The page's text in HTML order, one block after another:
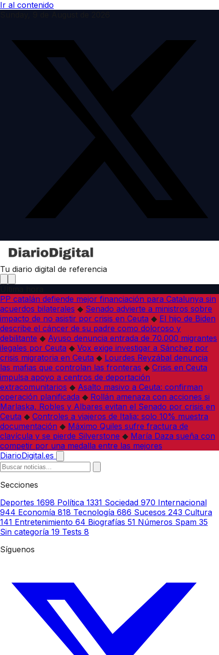
Ir al contenido
Tu diario digital de referencia
PP catalán defiende mejor financiación para Catalunya sin
acuerdos bilaterales ◆ Senado advierte a ministros sobre
impacto de no asistir por crisis en Ceuta ◆ El hijo de Biden
describe el cáncer de su padre como doloroso y
debilitante ◆ Ayuso denuncia entrada de 70.000 migrantes
ilegales por Ceuta ◆ Vox exige investigar a Sánchez por
crisis migratoria en Ceuta ◆ Lourdes Reyzábal denuncia
las mafias que controlan las fronteras ◆ Crisis en Ceuta
impulsa apoyo a centros de deportación
extracomunitarios ◆ Asalto masivo a Ceuta: confirman
operación planificada ◆ Rollán amenaza con acciones si
Marlaska, Robles y Albares evitan el Senado por crisis en
Ceuta ◆ Controles a viajeros de Italia: solo 10% muestra
documentación ◆ Máximo Quiles sufre fractura de
clavícula y se pierde Silverstone ◆ María Daza sueña con
competir por una medalla entre las mejores
DiarioDigital.es
Secciones
Deportes 1698 Política 1331 Sociedad 970 Internacional
944 Economía 818 Tecnología 686 Sucesos 243 Cultura
141 Entretenimiento 64 Biografías 51 Números Spam 35
Sin categoría 19 Tests 8
Síguenos